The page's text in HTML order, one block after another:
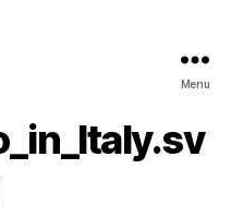
Menu